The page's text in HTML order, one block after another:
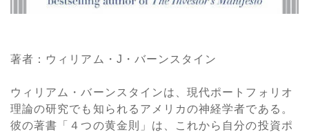
著者：ウィリアム・J・バーンスタイン
ウィリアム・バーンスタインは、現代ポートフォリオ
理論の研究でも知られるアメリカの神経学者である。
彼の著書「４つの黄金則」は、これから自分の投資ポ